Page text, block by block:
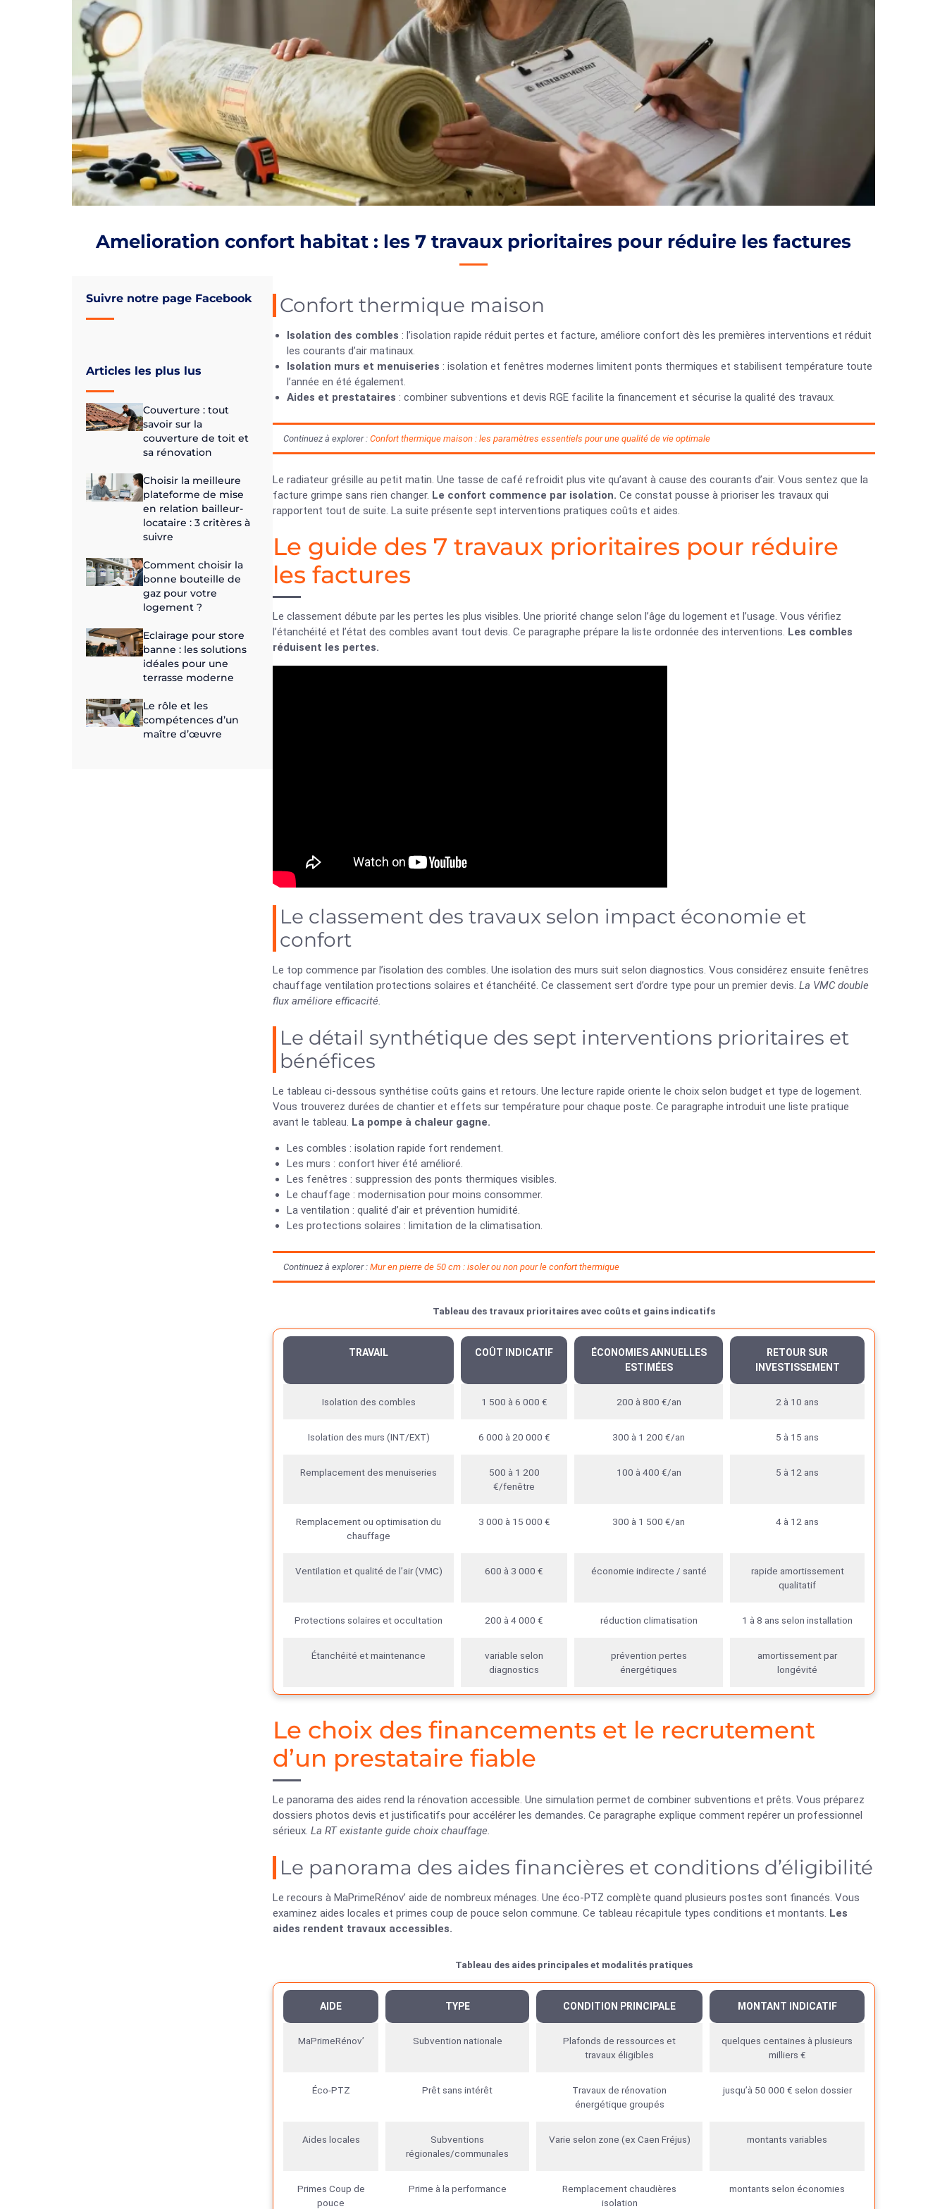
Amelioration confort habitat : les 7 travaux prioritaires pour réduire les factures
Suivre notre page Facebook
Articles les plus lus
Couverture : tout
savoir sur la
couverture de toit et
sa rénovation
Choisir la meilleure
plateforme de mise
en relation bailleur-
locataire : 3 critères à
suivre
Comment choisir la
bonne bouteille de
gaz pour votre
logement ?
Eclairage pour store
banne : les solutions
idéales pour une
terrasse moderne
Le rôle et les
compétences d’un
maître d’œuvre
Confort thermique maison
Isolation des combles : l’isolation rapide réduit pertes et facture, améliore confort dès les premières interventions et réduit
les courants d’air matinaux.
Isolation murs et menuiseries : isolation et fenêtres modernes limitent ponts thermiques et stabilisent température toute
l’année en été également.
Aides et prestataires : combiner subventions et devis RGE facilite la financement et sécurise la qualité des travaux.
Continuez à explorer : Confort thermique maison : les paramètres essentiels pour une qualité de vie optimale
Le radiateur grésille au petit matin. Une tasse de café refroidit plus vite qu’avant à cause des courants d’air. Vous sentez que la
facture grimpe sans rien changer. Le confort commence par isolation. Ce constat pousse à prioriser les travaux qui
rapportent tout de suite. La suite présente sept interventions pratiques coûts et aides.
Le guide des 7 travaux prioritaires pour réduire
les factures
Le classement débute par les pertes les plus visibles. Une priorité change selon l’âge du logement et l’usage. Vous vérifiez
l’étanchéité et l’état des combles avant tout devis. Ce paragraphe prépare la liste ordonnée des interventions. Les combles
réduisent les pertes.
Le classement des travaux selon impact économie et
confort
Le top commence par l’isolation des combles. Une isolation des murs suit selon diagnostics. Vous considérez ensuite fenêtres
chauffage ventilation protections solaires et étanchéité. Ce classement sert d’ordre type pour un premier devis. La VMC double
flux améliore efficacité.
Le détail synthétique des sept interventions prioritaires et
bénéfices
Le tableau ci-dessous synthétise coûts gains et retours. Une lecture rapide oriente le choix selon budget et type de logement.
Vous trouverez durées de chantier et effets sur température pour chaque poste. Ce paragraphe introduit une liste pratique
avant le tableau. La pompe à chaleur gagne.
Les combles : isolation rapide fort rendement.
Les murs : confort hiver été amélioré.
Les fenêtres : suppression des ponts thermiques visibles.
Le chauffage : modernisation pour moins consommer.
La ventilation : qualité d’air et prévention humidité.
Les protections solaires : limitation de la climatisation.
Continuez à explorer : Mur en pierre de 50 cm : isoler ou non pour le confort thermique
Tableau des travaux prioritaires avec coûts et gains indicatifs
TRAVAIL COÛT INDICATIF
ÉCONOMIES ANNUELLES
ESTIMÉES
RETOUR SUR
INVESTISSEMENT
Isolation des combles 1 500 à 6 000 € 200 à 800 €/an 2 à 10 ans
Isolation des murs (INT/EXT) 6 000 à 20 000 € 300 à 1 200 €/an 5 à 15 ans
Remplacement des menuiseries
500 à 1 200
€/fenêtre
100 à 400 €/an 5 à 12 ans
Remplacement ou optimisation du
chauffage
3 000 à 15 000 € 300 à 1 500 €/an 4 à 12 ans
Ventilation et qualité de l’air (VMC) 600 à 3 000 € économie indirecte / santé
rapide amortissement
qualitatif
Protections solaires et occultation 200 à 4 000 € réduction climatisation 1 à 8 ans selon installation
Étanchéité et maintenance
variable selon
diagnostics
prévention pertes
énergétiques
amortissement par
longévité
Le choix des financements et le recrutement
d’un prestataire fiable
Le panorama des aides rend la rénovation accessible. Une simulation permet de combiner subventions et prêts. Vous préparez
dossiers photos devis et justificatifs pour accélérer les demandes. Ce paragraphe explique comment repérer un professionnel
sérieux. La RT existante guide choix chauffage.
Le panorama des aides financières et conditions d’éligibilité
Le recours à MaPrimeRénov’ aide de nombreux ménages. Une éco-PTZ complète quand plusieurs postes sont financés. Vous
examinez aides locales et primes coup de pouce selon commune. Ce tableau récapitule types conditions et montants. Les
aides rendent travaux accessibles.
Tableau des aides principales et modalités pratiques
AIDE TYPE CONDITION PRINCIPALE MONTANT INDICATIF
MaPrimeRénov’ Subvention nationale
Plafonds de ressources et
travaux éligibles
quelques centaines à plusieurs
milliers €
Éco-PTZ Prêt sans intérêt
Travaux de rénovation
énergétique groupés
jusqu’à 50 000 € selon dossier
Aides locales
Subventions
régionales/communales
Varie selon zone (ex Caen Fréjus) montants variables
Primes Coup de
pouce
Prime à la performance
Remplacement chaudières
isolation
montants selon économies